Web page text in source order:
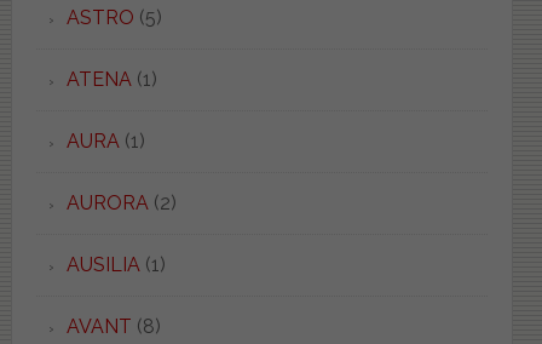
ASTRO (5)
ATENA(1)
AURA(1)
AURORA(2)
AUSILIA(1)
AVANT (8)